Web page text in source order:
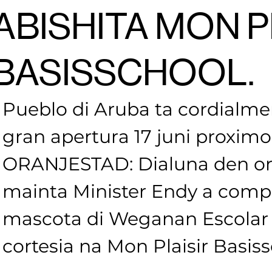
MON
Pueblo di Aruba ta
gran apertura 17 juni proximo
ORANJESTAD: Dialuna den
mainta Minister Endy a
mascota di Weganan
cortesia na Mon Plaisir